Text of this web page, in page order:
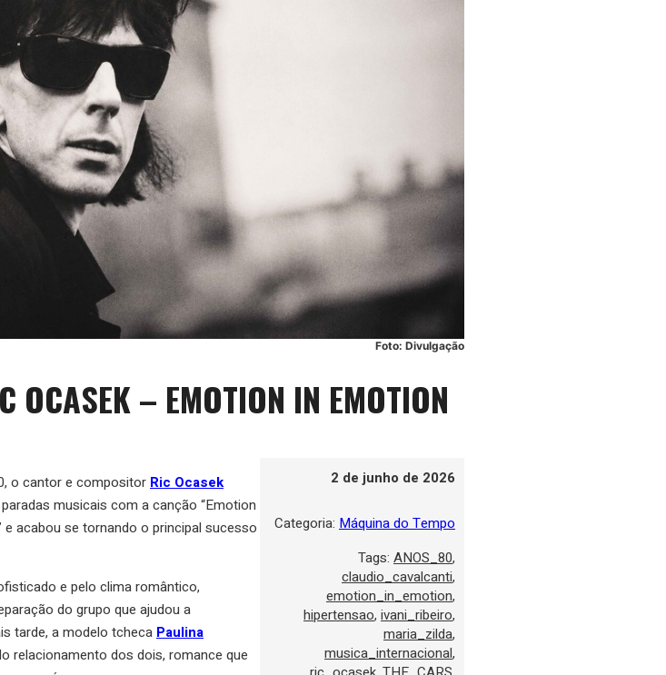
Foto: Divulgação
OCASEK – EMOTION IN EMOTION
o cantor e compositor Ric Ocasek
musicais com a canção “Emotion
e acabou se tornando o principal sucesso
e pelo clima romântico,
do grupo que ajudou a
tarde, a modelo tcheca Paulina
relacionamento dos dois, romance que
2 de junho de 2026
Categoria: Máquina do Tempo
Tags: ANOS_80,
claudio_cavalcanti,
emotion_in_emotion,
hipertensao, ivani_ribeiro,
maria_zilda,
musica_internacional,